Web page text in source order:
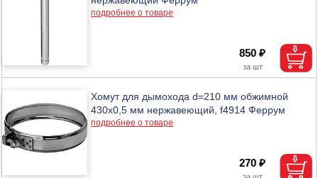
подробнее о товаре
850 ₽
Хомут для дымохода d=210 мм обжимной
430х0,5 мм нержавеющий, f4914 Феррум
подробнее о товаре
270 ₽